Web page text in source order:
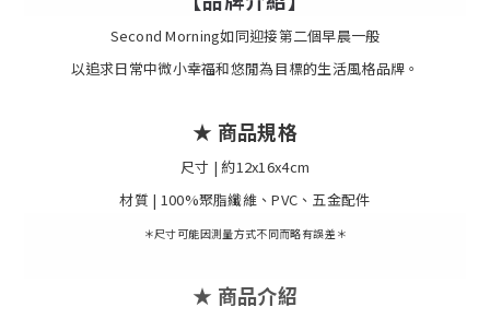
Second Morning如同迎接第二個早晨一般
以追求日常中微小幸福和悠閒為目標的生活風格品牌。
★ 商品規格
尺寸 | 約12x16x4cm
材質 | 100%聚脂纖維、PVC、五金配件
＊尺寸可能因測量方式不同而略有誤差＊
★ 商品介紹